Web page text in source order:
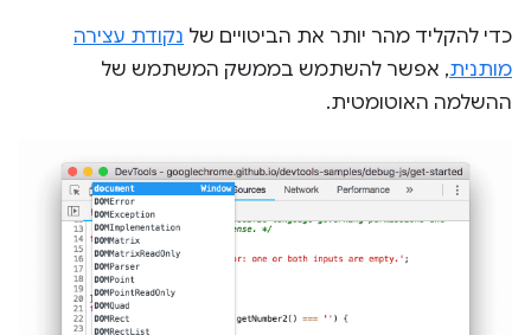
כדי להקליד מהר יותר את הביטויים של נקודת עצירה
מותנית, אפשר להשתמש בממשק המשתמש של
ההשלמה האוטומטית.